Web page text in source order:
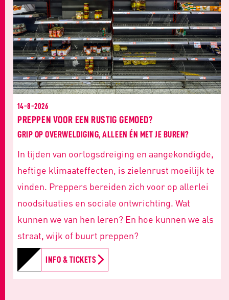
14-8-2026
PREPPEN VOOR EEN RUSTIG GEMOED?
GRIP OP OVERWELDIGING, ALLEEN ÉN MET JE BUREN?
In tijden van oorlogsdreiging en aangekondigde,
heftige klimaateffecten, is zielenrust moeilijk te
vinden. Preppers bereiden zich voor op allerlei
noodsituaties en sociale ontwrichting. Wat
kunnen we van hen leren? En hoe kunnen we als
straat, wijk of buurt preppen?
INFO & TICKETS